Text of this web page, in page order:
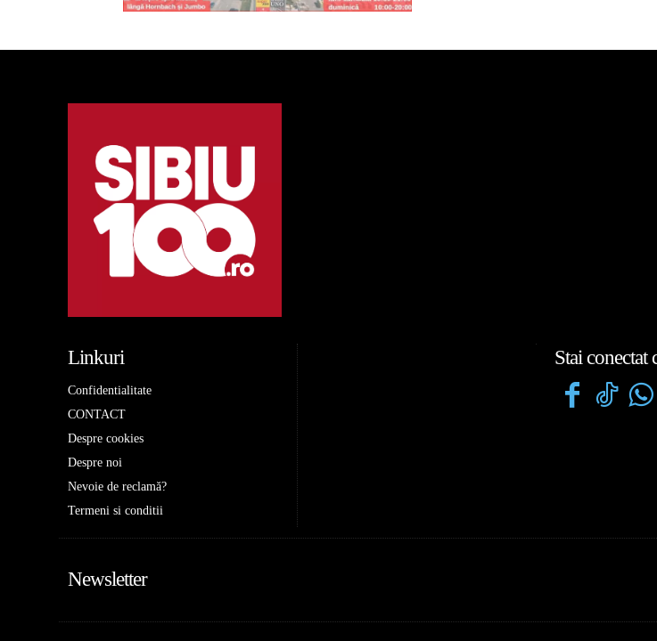
Linkuri
Confidentialitate
CONTACT
Despre cookies
Despre noi
Nevoie de reclamă?
Termeni si conditii
Stai conectat
Newsletter